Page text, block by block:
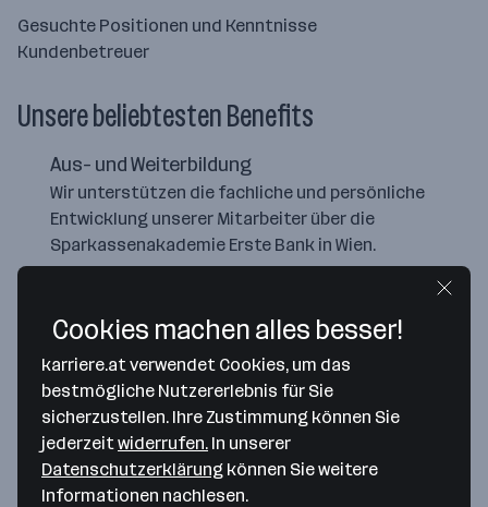
Gesuchte Positionen und Kenntnisse
Kundenbetreuer
Unsere beliebtesten Benefits
Aus- und Weiterbildung
Wir unterstützen die fachliche und persönliche
Entwicklung unserer Mitarbeiter über die
Sparkassenakademie Erste Bank in Wien.
Teamarbeit und Spaß an der Arbeit sind uns
wichtig. Bei Veranstaltungen lernen sich die
Mitarbeiter:innen aus allen Bereichen kennen.
Personalvergünstigungen
Unsere Mitarbeiter:innen profitieren von
Sonderkonditionen in regionalen Fitnessstudios,
Blumengeschäften, Kino, usw.
Cookies machen alles besser!
karriere.at verwendet Cookies, um das
bestmögliche Nutzererlebnis für Sie
sicherzustellen. Ihre Zustimmung können Sie
jederzeitwiderrufen. In unserer
Datenschutzerklärung können Sie weitere
Informationen nachlesen.